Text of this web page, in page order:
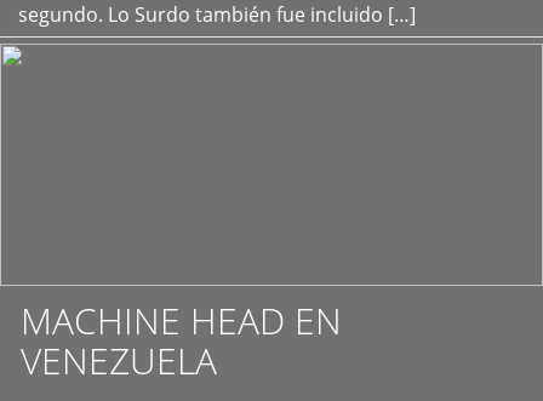
segundo. Lo Surdo también fue incluido […]
MACHINE HEAD EN
VENEZUELA